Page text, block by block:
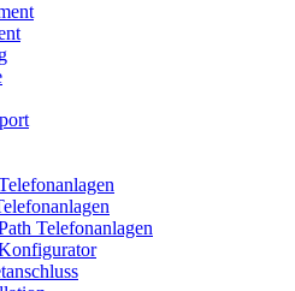
Telefonanlagen